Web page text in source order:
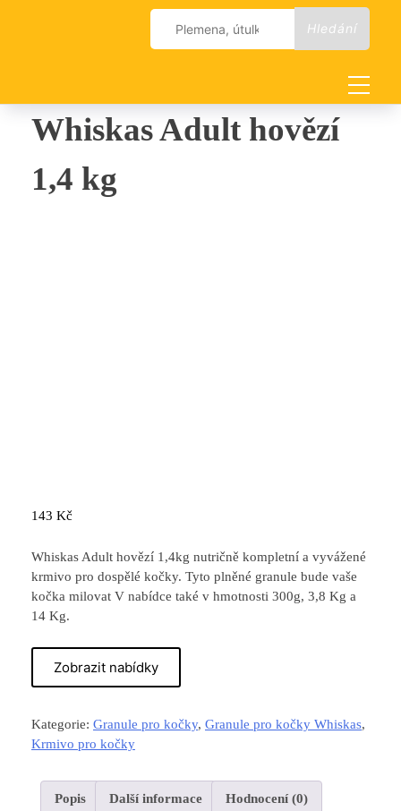
Vyhledávání
Whiskas Adult hovězí
1,4 kg
143 Kč
Whiskas Adult hovězí 1,4kg nutričně kompletní a vyvážené
krmivo pro dospělé kočky. Tyto plněné granule bude vaše
kočka milovat V nabídce také v hmotnosti 300g, 3,8 Kg a
14 Kg.
Zobrazit nabídky
Kategorie: Granule pro kočky, Granule pro kočky Whiskas,
Krmivo pro kočky
Popis Další informace Hodnocení (0)